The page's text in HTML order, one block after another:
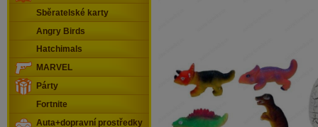
Sběratelské karty
Angry Birds
Hatchimals
MARVEL
Párty
Fortnite
Auta+dopravní prostředky